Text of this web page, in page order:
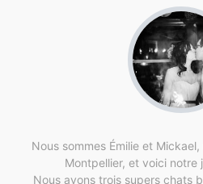
Nous sommes Émilie et
Montpellier, et voici notre
Nous avons trois supers chats